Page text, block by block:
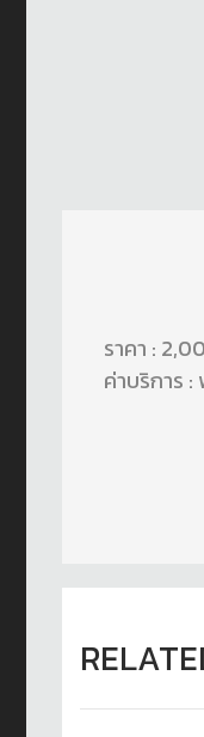
ราคา :
ค่าบริการ :